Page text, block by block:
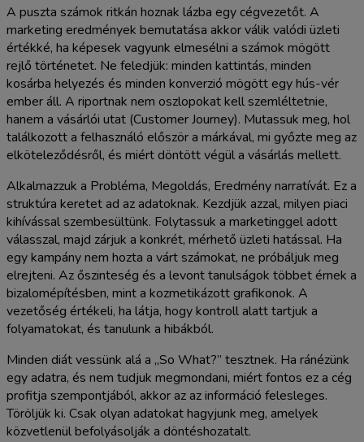
A puszta számok ritkán hoznak lázba egy cégvezetőt. A
marketing eredmények bemutatása akkor válik valódi üzleti
értékké, ha képesek vagyunk elmesélni a számok mögött
rejlő történetet. Ne feledjük: minden kattintás, minden
kosárba helyezés és minden konverzió mögött egy hús-vér
ember áll. A riportnak nem oszlopokat kell szemléltetnie,
hanem a vásárlói utat (Customer Journey). Mutassuk meg, hol
találkozott a felhasználó először a márkával, mi győzte meg az
elköteleződésről, és miért döntött végül a vásárlás mellett.
Alkalmazzuk a Probléma, Megoldás, Eredmény narratívát. Ez a
struktúra keretet ad az adatoknak. Kezdjük azzal, milyen piaci
kihívással szembesültünk. Folytassuk a marketinggel adott
válasszal, majd zárjuk a konkrét, mérhető üzleti hatással. Ha
egy kampány nem hozta a várt számokat, ne próbáljuk meg
elrejteni. Az őszinteség és a levont tanulságok többet érnek a
bizalomépítésben, mint a kozmetikázott grafikonok. A
vezetőség értékeli, ha látja, hogy kontroll alatt tartjuk a
folyamatokat, és tanulunk a hibákból.
Minden diát vessünk alá a „So What?” tesztnek. Ha ránézünk
egy adatra, és nem tudjuk megmondani, miért fontos ez a cég
profitja szempontjából, akkor az az információ felesleges.
Töröljük ki. Csak olyan adatokat hagyjunk meg, amelyek
közvetlenül befolyásolják a döntéshozatalt.